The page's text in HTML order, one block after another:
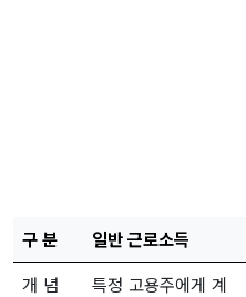
구 분 일반 근로소득
개 념
특정 고용주에게 계